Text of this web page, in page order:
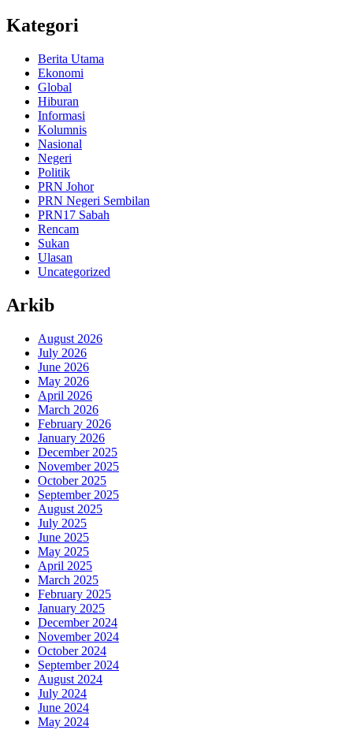
Kategori
Berita Utama
Ekonomi
Global
Hiburan
Informasi
Kolumnis
Nasional
Negeri
Politik
PRN Johor
PRN Negeri Sembilan
PRN17 Sabah
Rencam
Sukan
Ulasan
Uncategorized
Arkib
August 2026
July 2026
June 2026
May 2026
April 2026
March 2026
February 2026
January 2026
December 2025
November 2025
October 2025
September 2025
August 2025
July 2025
June 2025
May 2025
April 2025
March 2025
February 2025
January 2025
December 2024
November 2024
October 2024
September 2024
August 2024
July 2024
June 2024
May 2024